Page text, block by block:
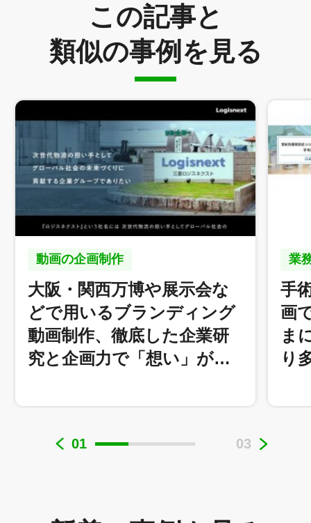
この記事と
類似の事例を見る
動画の企画制作
大阪・関西万博や展示会な
どで用いるブランディング
動画制作、徹底した企業研
究と企画力で「想い」が…
株式会社ロジスネクスト 様
業
手
画
ま
り
01 03